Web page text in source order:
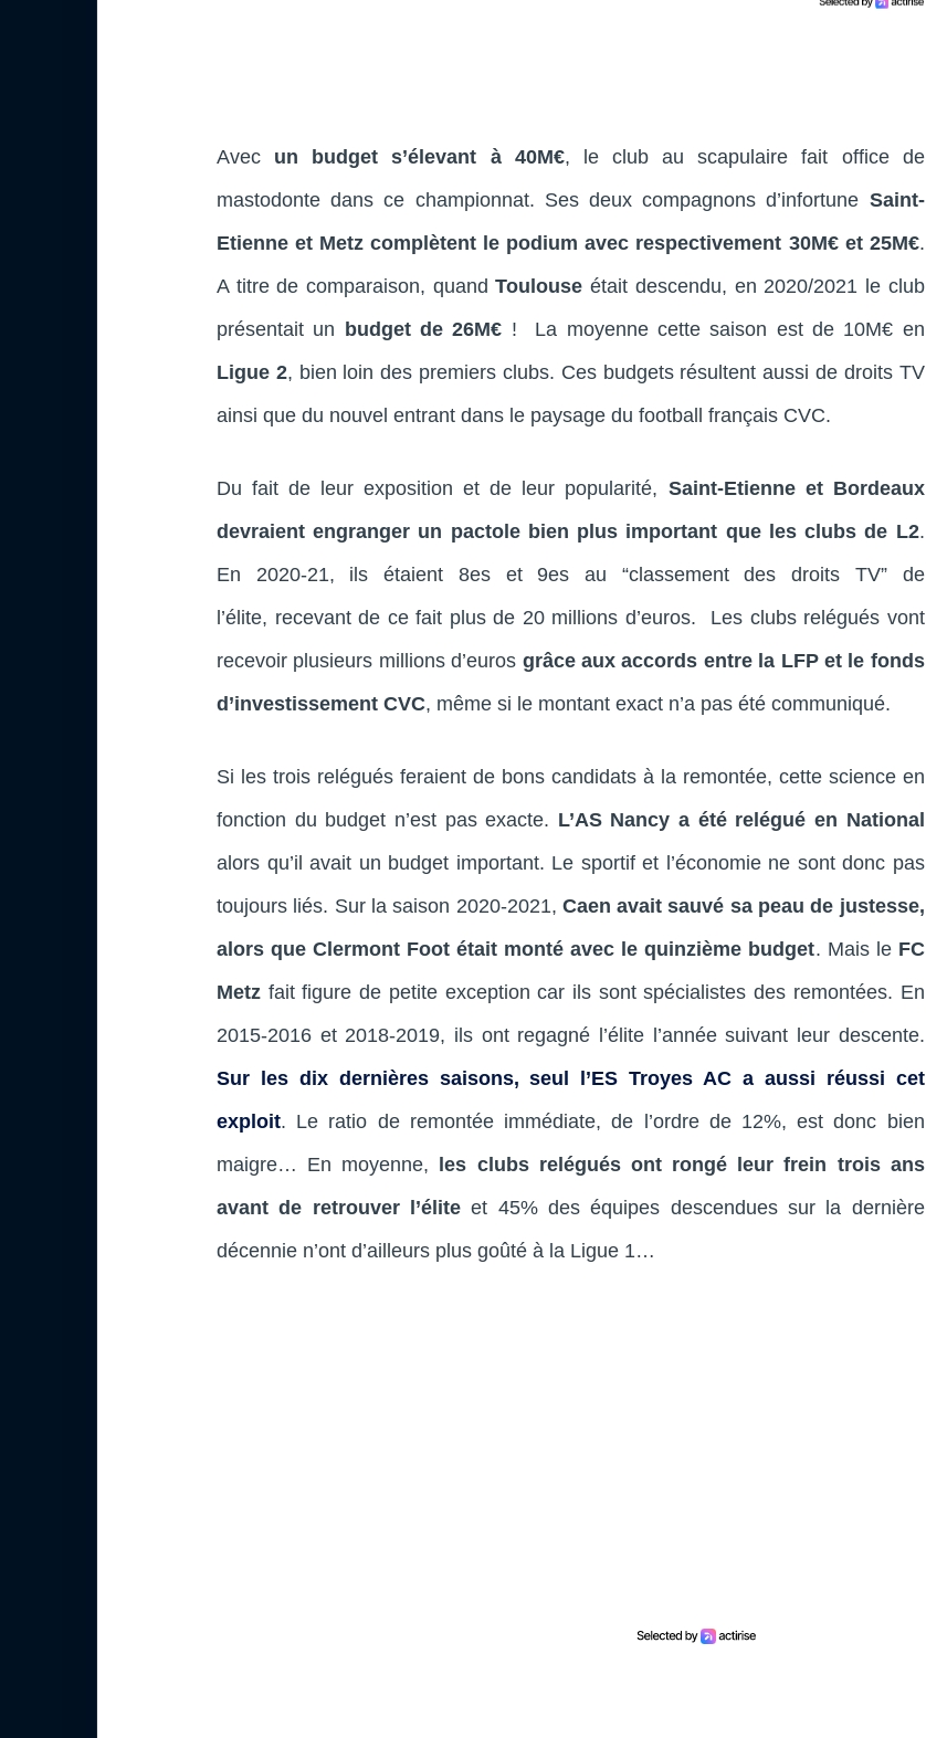
Avec un budget s’élevant à 40M€, le club au scapulaire fait office de
mastodonte dans ce championnat. Ses deux compagnons d’infortune Saint-
Etienne et Metz complètent le podium avec respectivement 30M€ et 25M€.
A titre de comparaison, quandToulouse était descendu, en 2020/2021 le club
présentait un budget de 26M€ ! La moyenne cette saison est de 10M€ en
Ligue 2, bien loin des premiers clubs. Ces budgets résultent aussi de droits TV
ainsi que du nouvel entrant dans le paysage du football français CVC.
Du fait de leur exposition et de leur popularité, Saint-Etienne et Bordeaux
devraient engranger un pactole bien plus important que les clubs de L2.
En 2020-21, ils étaient 8es et 9es au “classement des droits TV” de
l’élite, recevant de ce fait plus de 20 millions d’euros. Les clubs relégués vont
recevoir plusieurs millions d’euros grâce aux accords entre la LFP et le fonds
d’investissement CVC, même si le montant exact n’a pas été communiqué.
Si les trois relégués feraient de bons candidats à la remontée, cette science en
fonction du budget n’est pas exacte. L’AS Nancy a été relégué en National
alors qu’il avait un budget important. Le sportif et l’économie ne sont donc pas
toujours liés. Sur la saison 2020-2021, Caen avait sauvé sa peau de justesse,
alors que Clermont Foot était monté avec le quinzième budget. Mais le FC
Metz fait figure de petite exception car ils sont spécialistes des remontées. En
2015-2016 et 2018-2019, ils ont regagné l’élite l’année suivant leur descente.
Sur les dix dernières saisons, seul l’ES Troyes AC a aussi réussi cet
exploit. Le ratio de remontée immédiate, de l’ordre de 12%, est donc bien
maigre… En moyenne, les clubs relégués ont rongé leur frein trois ans
avant de retrouver l’élite et 45% des équipes descendues sur la dernière
décennie n’ont d’ailleurs plus goûté à la Ligue 1…